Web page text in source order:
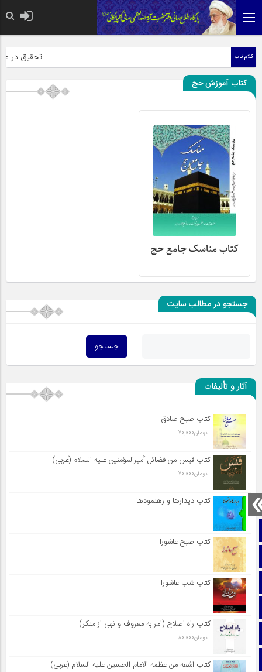
صفحه نخست
تماس با ما
آپارات
اینستاگرام
تلگرام
کلام ناب تحقیق در
کتاب آموزش حج
کتاب مناسک جامع حج
جستجو در مطالب سایت
آثار و تألیفات
کتاب صبح صادق
تومان70,000
کتاب قبس من فضائل أميرالمؤمنين علیه السلام (عربی)
تومان70,000
کتاب دیدارها و رهنمودها
کتاب صبح عاشورا
کتاب شب عاشورا
کتاب راه اصلاح (امر به معروف و نهی از منکر)
تومان80,000
کتاب اشعه من عظمه الامام الحسین علیه السلام (عربی)